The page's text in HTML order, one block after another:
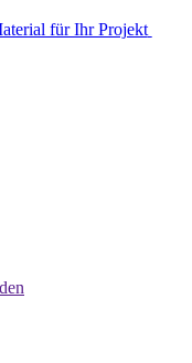
für Ihr Projekt